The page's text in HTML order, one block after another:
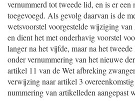
vernummerd tot tweede lid, en is er een
toegevoegd. Als gevolg daarvan is de
wetsvoorstel voorgestelde wijziging
en dient het met onderhavig voorstel
langer na het vijfde, maar na het
onder vernummering van het nieuwe
artikel 11 van de Wet afbreking
verwijzing naar artikel 3
nummering van artikelleden aangepast